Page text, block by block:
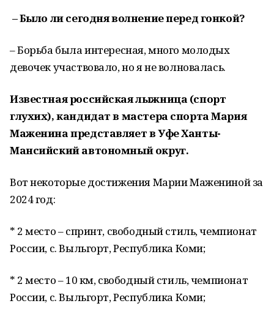
– Было ли сегодня волнение перед гонкой?
– Борьба была интересная, много молодых
девочек участвовало, но я не волновалась.
Известная российская лыжница (спорт
глухих), кандидат в мастера спорта Мария
Маженина представляет в Уфе Ханты-
Мансийский автономный округ.
Вот некоторые достижения Марии Мажениной за
2024 год:
* 2 место – спринт, свободный стиль, чемпионат
России, с. Выльгорт, Республика Коми;
* 2 место – 10 км, свободный стиль, чемпионат
России, с. Выльгорт, Республика Коми;